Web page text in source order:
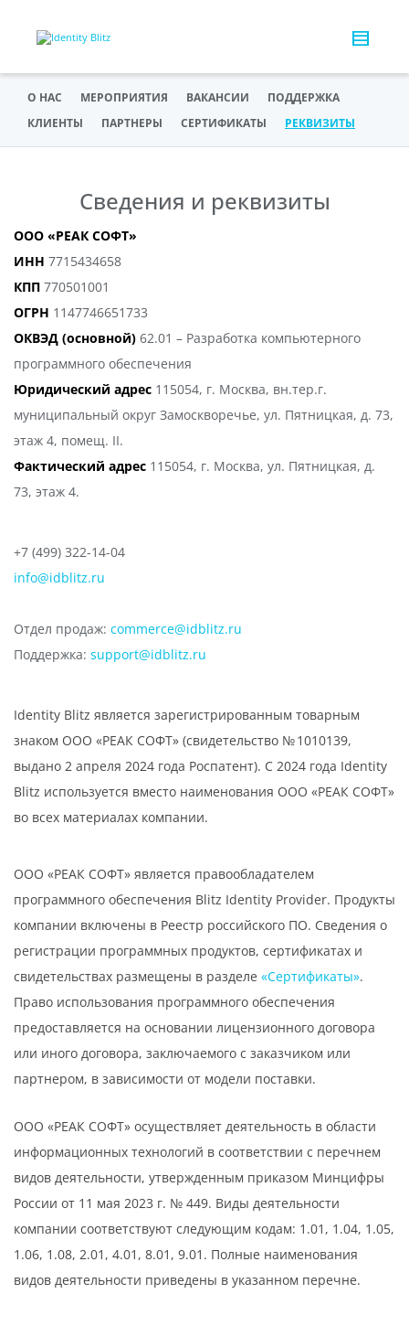
О НАС МЕРОПРИЯТИЯ ВАКАНСИИ
ПОДДЕРЖКА
КЛИЕНТЫ
ПАРТНЕРЫ СЕРТИФИКАТЫ РЕКВИЗИТЫ
Сведения и реквизиты
ООО «РЕАК СОФТ»
ИНН 7715434658
КПП 770501001
ОГРН 1147746651733
ОКВЭД (основной) 62.01 – Разработка компьютерного
программного обеспечения
Юридический адрес 115054, г. Москва, вн.тер.г.
муниципальный округ Замоскворечье, ул. Пятницкая, д. 73,
этаж 4, помещ. II.
Фактический адрес 115054, г. Москва, ул. Пятницкая, д.
73, этаж 4.
+7 (499) 322-14-04
info@idblitz.ru
Отдел продаж: commerce@idblitz.ru
Поддержка: support@idblitz.ru
Identity Blitz является зарегистрированным товарным
знаком ООО «РЕАК СОФТ» (свидетельство № 1010139,
выдано 2 апреля 2024 года Роспатент). С 2024 года Identity
Blitz используется вместо наименования ООО «РЕАК СОФТ»
во всех материалах компании.
ООО «РЕАК СОФТ» является правообладателем
программного обеспечения Blitz Identity Provider. Продукты
компании включены в Реестр российского ПО. Сведения о
регистрации программных продуктов, сертификатах и
свидетельствах размещены в разделе «Сертификаты».
Право использования программного обеспечения
предоставляется на основании лицензионного договора
или иного договора, заключаемого с заказчиком или
партнером, в зависимости от модели поставки.
ООО «РЕАК СОФТ» осуществляет деятельность в области
информационных технологий в соответствии с перечнем
видов деятельности, утвержденным приказом Минцифры
России от 11 мая 2023 г. № 449. Виды деятельности
компании соответствуют следующим кодам: 1.01, 1.04, 1.05,
1.06, 1.08, 2.01, 4.01, 8.01, 9.01. Полные наименования
видов деятельности приведены в указанном перечне.